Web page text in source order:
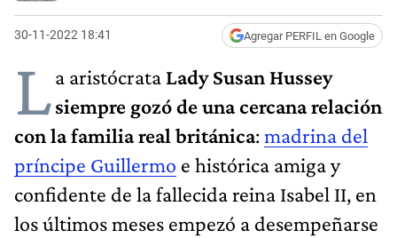
30-11-2022 18:41 Agregar PERFIL en Google
La aristócrata Lady Susan Hussey
siempre gozó de una cercana relación
con la familia real británica:madrina del
príncipe Guillermo e histórica amiga y
confidente de la fallecida reina Isabel II, en
los últimos meses empezó a desempeñarse